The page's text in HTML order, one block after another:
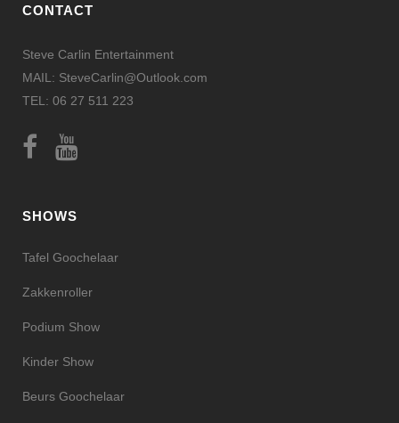
CONTACT
Steve Carlin Entertainment
MAIL: SteveCarlin@Outlook.com
TEL: 06 27 511 223
SHOWS
Tafel Goochelaar
Zakkenroller
Podium Show
Kinder Show
Beurs Goochelaar